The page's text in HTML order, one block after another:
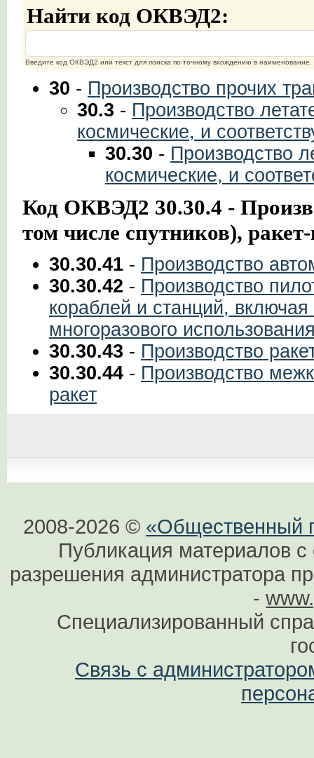
Найти код ОКВЭД2:
Введите код ОКВЭД2 или текст для поиска по точному вхождению в наименование.
30 - Производство прочих
30.3 - Производство
космические, и
30.30 - Производство
космические, и
Код ОКВЭД2 30.30.4 -
том числе спутников),
30.30.41 - Производство
30.30.42 - Производство
кораблей и станций,
многоразового
30.30.43 - Производство
30.30.44 - Производство
ракет
2008-2026 © «Общественный
Публикация материалов
разрешения администратора
-
Специализированный
Связь с